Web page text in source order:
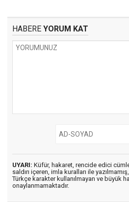
HABERE YORUM KAT
UYARI: Küfür, hakaret, rencide edici
saldırı içeren, imla kuralları ile yazılmamış,
Türkçe karakter kullanılmayan ve büyük
onaylanmamaktadır.